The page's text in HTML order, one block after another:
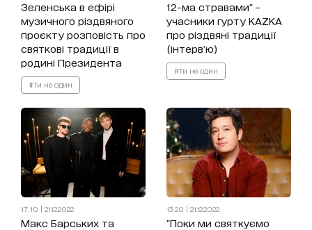
Зеленська в ефірі
музичного різдвяного
проєкту розповість про
святкові традиції в
родині Президента
#Ти не один
12-ма стравами" –
учасники гурту KAZKA
про різдвяні традиції
(інтерв'ю)
#Ти не один
17:10 | 21.12.2022
Макс Барських та
13:20 | 21.12.2022
"Поки ми святкуємо